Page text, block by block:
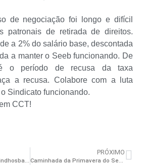
de negociação foi longo e difícil
patronais de retirada de direitos.
a 2% do salário base, descontada
a manter o Seeb funcionando. De
o período de recusa da taxa
a recusa. Colabore com a luta
Sindicato funcionando.
CCT!
O Seeb assina com o Sindhosba a CCT 2019-2020
PRÓXIMO
Caminhada da Primavera do Seeb aconteceu em sua oitava edição no último dia 28